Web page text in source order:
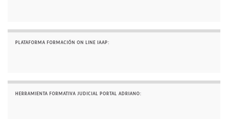
PLATAFORMA FORMACIÓN ON LINE IAAP:
HERRAMIENTA FORMATIVA JUDICIAL PORTAL ADRIANO: